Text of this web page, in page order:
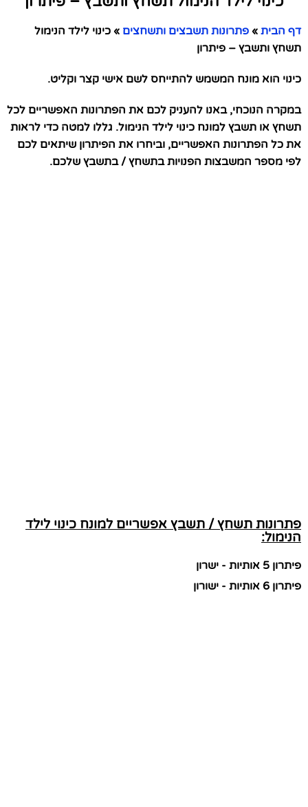
דף הבית » פתרונות תשבצים ותשחצים » כינוי לילד הנימול
תשחץ ותשבץ – פיתרון
כינוי הוא מונח המשמש להתייחס לשם אישי קצר וקליט.
במקרה הנוכחי, באנו להעניק לכם את הפתרונות האפשריים לכל
תשחץ או תשבץ למונח כינוי לילד הנימול. גללו למטה כדי לראות
את כל הפתרונות האפשריים, וביחרו את הפיתרון שיתאים לכם
לפי מספר המשבצות הפנויות בתשחץ / בתשבץ שלכם.
פתרונות תשחץ / תשבץ אפשריים למונח כינוי לילד
הנימול:
פיתרון 5 אותיות - ישרון
פיתרון 6 אותיות - ישורון